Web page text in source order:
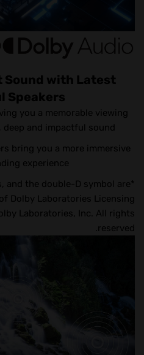
Sound with Latest
Speakers
you a memorable viewing
and impactful sound.
bring you a more immersive
experience.
and the double-D symbol are
Dolby Laboratories Licensing
Laboratories, Inc. All rights
reserved.